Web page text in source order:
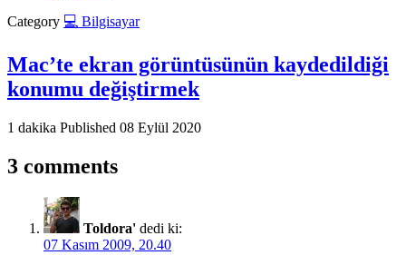
Category 💻 Bilgisayar
Mac’te ekran görüntüsünün kaydedildiği
konumu değiştirmek
1 dakika Published 08 Eylül 2020
3 comments
Toldora' dedi ki:
07 Kasım 2009, 20.40